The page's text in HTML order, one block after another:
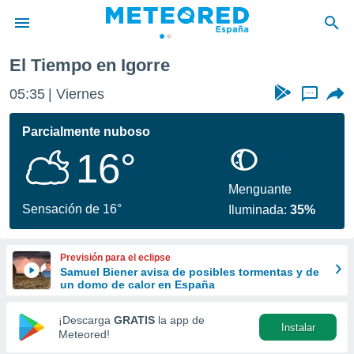
de
por
se
calidad.
a este
las
y
forma
digital
basada
El Tiempo en Igorre
05:35 Viernes ...
Parcialmente nuboso
16°
Sensación de 16°
Menguante
Iluminada:35%
Previsión para el eclipse
Samuel Biener avisa de posibles tormentas y de
un domo de calor en España
¡Descarga GRATIS la app de
Meteored!
Instalar